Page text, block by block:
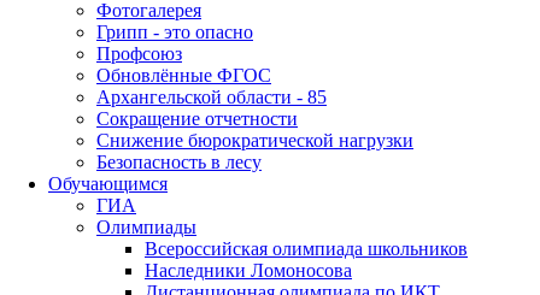
Фотогалерея
Грипп - это опасно
Профсоюз
Обновлённые ФГОС
Архангельской области - 85
Сокращение отчетности
Снижение бюрократической нагрузки
Безопасность в лесу
Обучающимся
ГИА
Олимпиады
Всероссийская олимпиада школьников
Наследники Ломоносова